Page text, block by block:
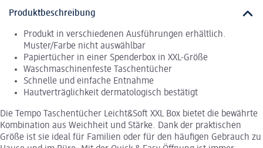
Produktbeschreibung
Produkt in verschiedenen Ausführungen erhältlich.
Muster/Farbe nicht auswählbar
Papiertücher in einer Spenderbox in XXL-Größe
Waschmaschinenfeste Taschentücher
Schnelle und einfache Entnahme
Hautverträglichkeit dermatologisch bestätigt
Die Tempo Taschentücher Leicht&Soft XXL Box bietet die bewährte
Kombination aus Weichheit und Stärke. Dank der praktischen
Größe ist sie ideal für Familien oder für den häufigen Gebrauch zu